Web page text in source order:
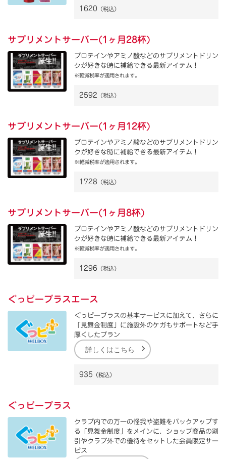
1620 （税込）
サプリメントサーバー(1ヶ月28杯)
プロテインやアミノ酸などのサプリメントドリン
クが好きな時に補給できる最新アイテム！
※軽減税率が適用されます。
2592 （税込）
サプリメントサーバー(1ヶ月12杯)
プロテインやアミノ酸などのサプリメントドリン
クが好きな時に補給できる最新アイテム！
※軽減税率が適用されます。
1728 （税込）
サプリメントサーバー(1ヶ月8杯)
プロテインやアミノ酸などのサプリメントドリン
クが好きな時に補給できる最新アイテム！
※軽減税率が適用されます。
1296 （税込）
ぐっピープラスエース
ぐっピープラスの基本サービスに加えて、さらに
「見舞金制度」に施設外のケガもサポートなど手
厚くしたプラン
詳しくはこちら
935 （税込）
ぐっピープラス
クラブ内での万一の怪我や盗難をバックアップす
る「見舞金制度」をメインに、ショップ商品の割
引やクラブ外での優待をセットした会員限定サー
ビス